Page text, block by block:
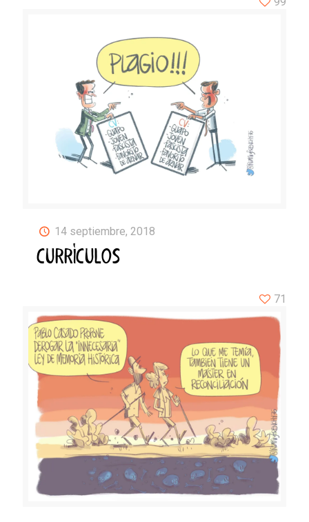
14 septiembre, 2018
CURRÍCULOS
71